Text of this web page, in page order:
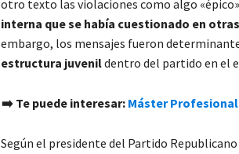
otro texto las violaciones como algo
interna que se había cuestionado en
embargo, los mensajes fueron
estructura juvenildentro del partido en el
➡️ Te puede interesar: Máster
Según el presidente del Partido Republicano